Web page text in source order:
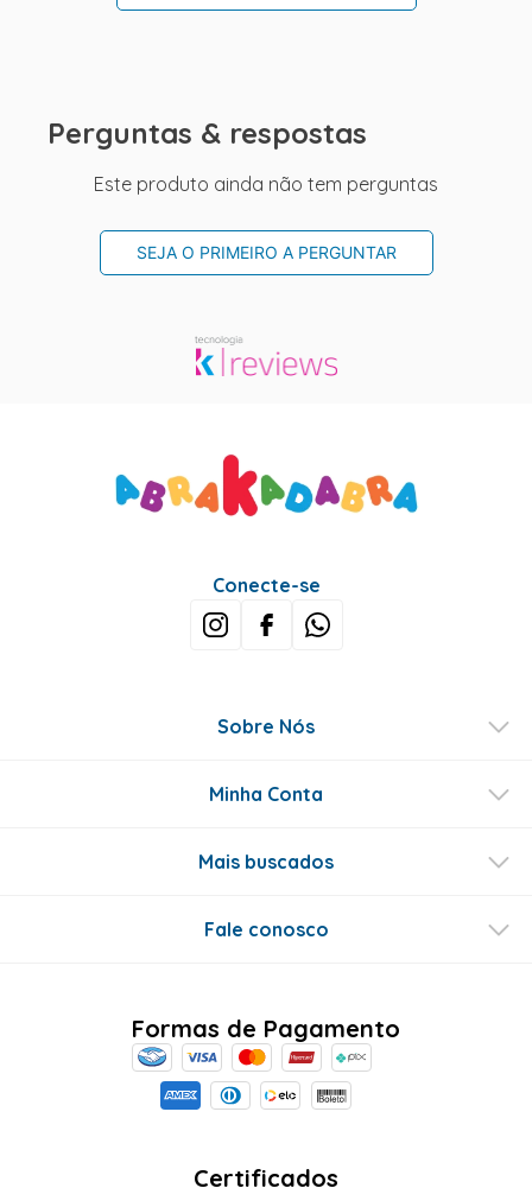
Perguntas & respostas
Este produto ainda não tem perguntas
SEJA O PRIMEIRO A PERGUNTAR
Conecte-se
Sobre Nós
Minha Conta
Mais buscados
Fale conosco
Formas de Pagamento
Certificados